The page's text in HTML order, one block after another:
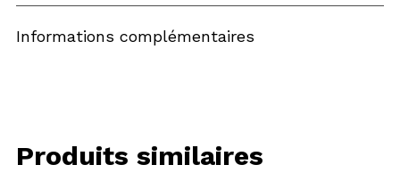
Informations complémentaires
Produits similaires